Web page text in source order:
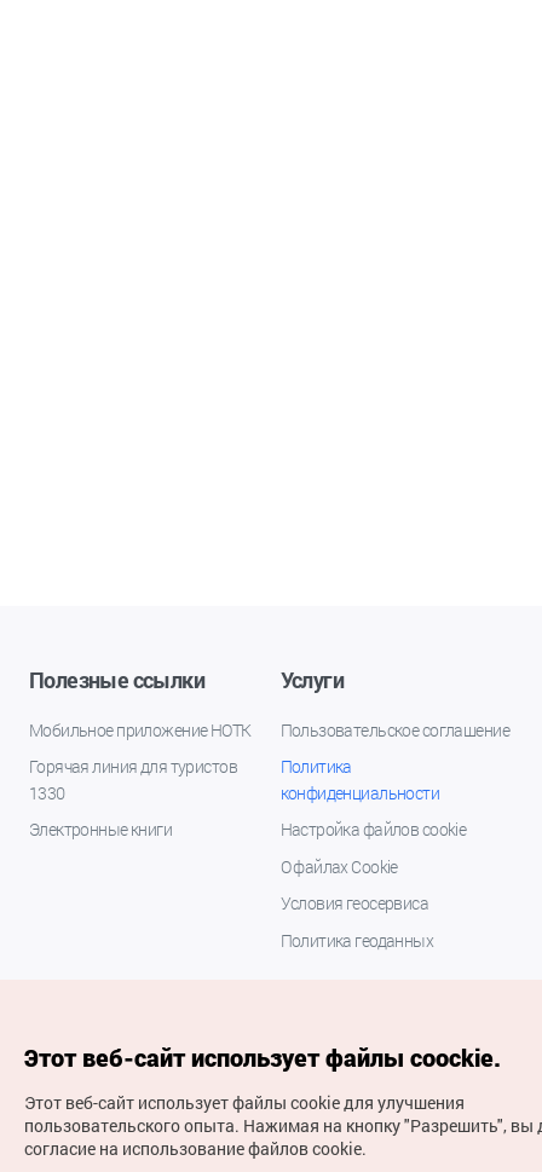
Полезные ссылки
Мобильное приложение НОТК
Горячая линия для туристов
1330
Электронные книги
Услуги
Пользовательское соглашение
Политика
конфиденциальности
Настройка файлов cookie
О файлах Cookie
Условия геосервиса
Политика геоданных
(с) Национальная организация туризма Кореи Все
Этот веб-сайт использует файлы coockie.
Этот веб-сайт использует файлы cookie для улучшения
пользовательского опыта. Нажимая на кнопку "Разрешить", вы
согласие на использование файлов cookie.